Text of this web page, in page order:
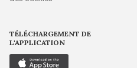
TÉLÉCHARGEMENT DE
L'APPLICATION